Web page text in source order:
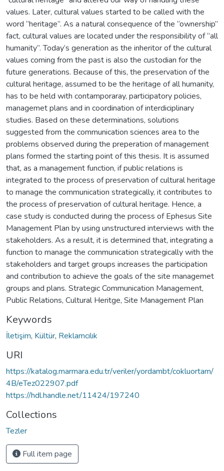
values. Later, cultural values started to be called with the
word “heritage”. As a natural consequence of the “ownership”
fact, cultural values are located under the responsibility of “all
humanity”. Today’s generation as the inheritor of the cultural
values coming from the past is also the custodian for the
future generations. Because of this, the preservation of the
cultural heritage, assumed to be the heritage of all humanity,
has to be held with contamporaray, participatory policies,
managemet plans and in coordination of interdiciplinary
studies. Based on these determinations, solutions
suggested from the communication sciences area to the
problems observed during the preperation of management
plans formed the starting point of this thesis. It is assumed
that, as a management function, if public relations is
integrated to the process of preservation of cultural heritage
to manage the communication strategically, it contributes to
the process of preservation of cultural heritage. Hence, a
case study is conducted during the process of Ephesus Site
Management Plan by using unstructured interviews with the
stakeholders. As a result, it is determined that, integrating a
function to manage the communication strategically with the
stakeholders and target groups increases the participation
and contribution to achieve the goals of the site managemet
groups and plans. Strategic Communication Management,
Public Relations, Cultural Heritge, Site Management Plan
Keywords
İletişim, Kültür, Reklamcılık
URI
https://katalog.marmara.edu.tr/veriler/yordambt/cokluortam/
4B/eTez022907.pdf
https://hdl.handle.net/11424/197240
Collections
Tezler
Full item page